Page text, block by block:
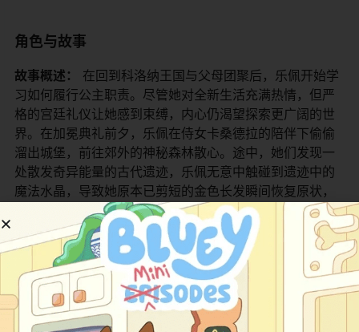
角色与故事
​故事概述：​
​ 在回到科洛纳王国与父母团聚后，乐佩开始学
习如何履行公主职责。尽管她对全新生活充满热情，但严
格的宫廷礼仪让她感到束缚，内心仍渴望探索更广阔的世
界。在加冕典礼前夕，乐佩在侍女卡桑德拉的陪伴下偷偷
溜出城堡，前往郊外的神秘森林散心。途中，她们发现一
处散发奇异能量的古代遗迹，乐佩无意中触碰到遗迹中的
魔法水晶，导致她原本已剪短的金色长发瞬间恢复原状，
且依然蕴含神秘魔力。 这一变化让乐佩既惊喜又忧虑，她
担心长发复原会让自己再次成为焦点，甚至威胁到王国的
安全。与此同时，曾因父亲被国王囚禁而心怀怨恨的凯恩
夫人，趁机联合外部势力策划复仇行动，企图利用乐佩的
魔法长发实现自己的野心。乐佩与卡桑德拉在调查阴谋的
过程中，逐渐揭露了科洛纳王国历史上被掩盖的秘密，并
结识了新的盟友。最终，乐佩在尤金和朋友们的帮助下，